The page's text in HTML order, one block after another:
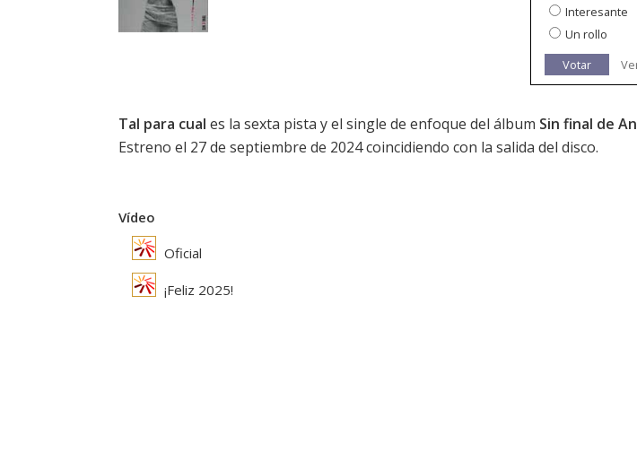
Interesante
Un rollo
Votar
Tal para cual es la sexta pista y el single de enfoque del álbum Sin final de
Estreno el 27 de septiembre de 2024 coincidiendo con la salida del disco.
Vídeo
Oficial
¡Feliz 2025!